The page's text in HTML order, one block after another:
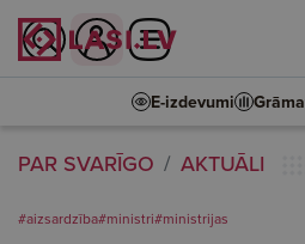
E-izdevumi
PAR SVARĪGO AKTUĀLI
#aizsardzība#ministri#ministrijas